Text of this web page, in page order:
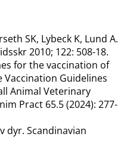
SK, Lybeck K, Lund A.
2010; 122: 508-18.
for the vaccination of
Guidelines
Animal Veterinary
Pract 65.5 (2024): 277-
dyr. Scandinavian